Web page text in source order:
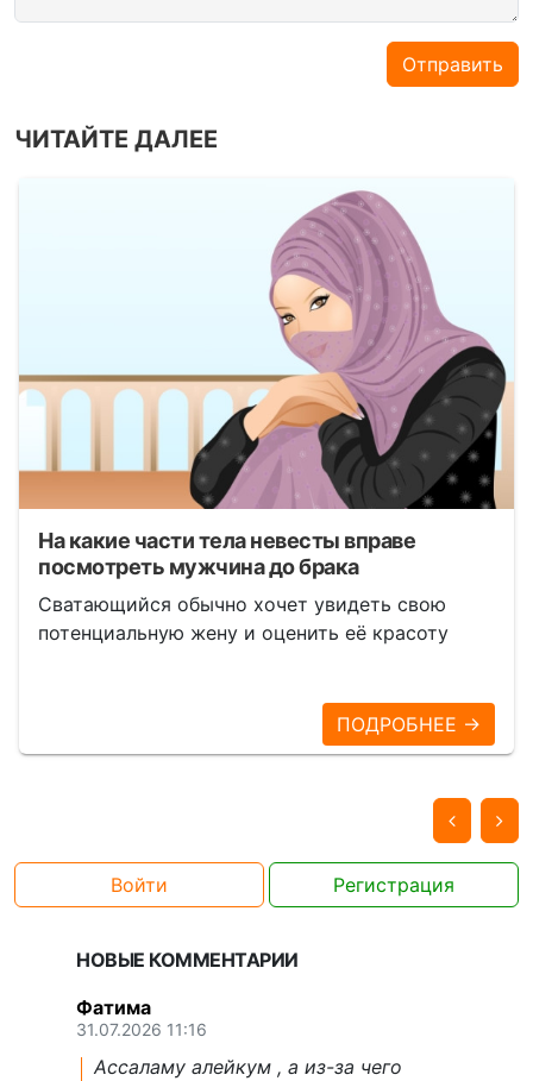
Отправить
ЧИТАЙТЕ ДАЛЕЕ
На какие части тела невесты вправе
посмотреть мужчина до брака
Сватающийся обычно хочет увидеть свою
потенциальную жену и оценить её красоту
ПОДРОБНЕЕ →
Войти Регистрация
НОВЫЕ КОММЕНТАРИИ
Фатима
31.07.2026 11:16
Ассаламу алейкум , а из-за чего